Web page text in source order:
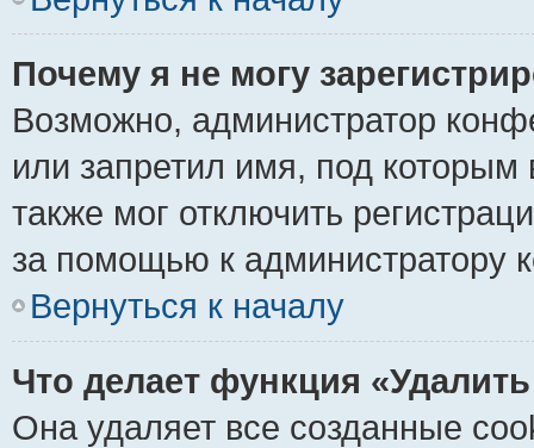
Почему я не могу
Возможно, администратор
или запретил имя, под которым
также мог отключить
за помощью к администратору
Вернуться к началу
Что делает функция
Она удаляет все созданные